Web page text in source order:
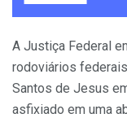
A Justiça Federal
rodoviários
Santos de Jesus
asfixiado em uma